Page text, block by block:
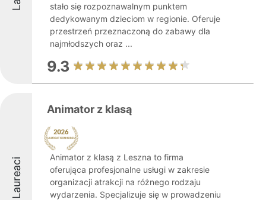
stało się rozpoznawalnym punktem
dedykowanym dzieciom w regionie. Oferuje
przestrzeń przeznaczoną do zabawy dla
najmłodszych oraz ...
9.3
Laureaci
Animator z klasą
Animator z klasą z Leszna to firma
oferująca profesjonalne usługi w zakresie
organizacji atrakcji na różnego rodzaju
wydarzenia. Specjalizuje się w prowadzeniu